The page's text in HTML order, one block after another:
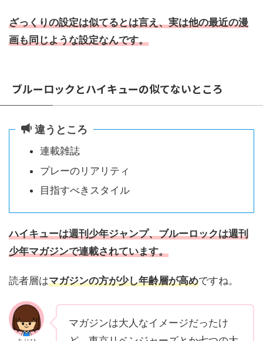
ざっくりの設定は似てるとは言え、実は他の最近の漫
画も同じような設定なんです。
ブルーロックとハイキューの似てないところ
違うところ
連載雑誌
プレーのリアリティ
目指すべきスタイル
ハイキューは週刊少年ジャンプ、ブルーロックは週刊
少年マガジンで連載されています。
読者層はマガジンの方が少し年齢層が高めですね。
マガジンは大人なイメージだったけ